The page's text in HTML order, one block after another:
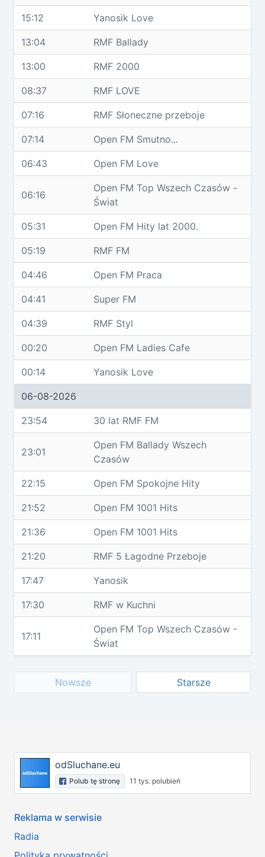
15:12 Yanosik Love
13:04 RMF Ballady
13:00 RMF 2000
08:37 RMF LOVE
07:16 RMF Słoneczne przeboje
07:14 Open FM Smutno...
06:43 Open FM Love
06:16
Open FM Top Wszech Czasów -
Świat
05:31 Open FM Hity lat 2000.
05:19 RMF FM
04:46 Open FM Praca
04:41 Super FM
04:39 RMF Styl
00:20 Open FM Ladies Cafe
00:14 Yanosik Love
06-08-2026
23:54 30 lat RMF FM
23:01
Open FM Ballady Wszech
Czasów
22:15 Open FM Spokojne Hity
21:52 Open FM 1001 Hits
21:36 Open FM 1001 Hits
21:20 RMF 5 Łagodne Przeboje
17:47 Yanosik
17:30 RMF w Kuchni
17:11
Open FM Top Wszech Czasów -
Świat
Nowsze Starsze
odSluchane.eu
Polub tę stronę 11 tys. polubień
Reklama w serwisie
Radia